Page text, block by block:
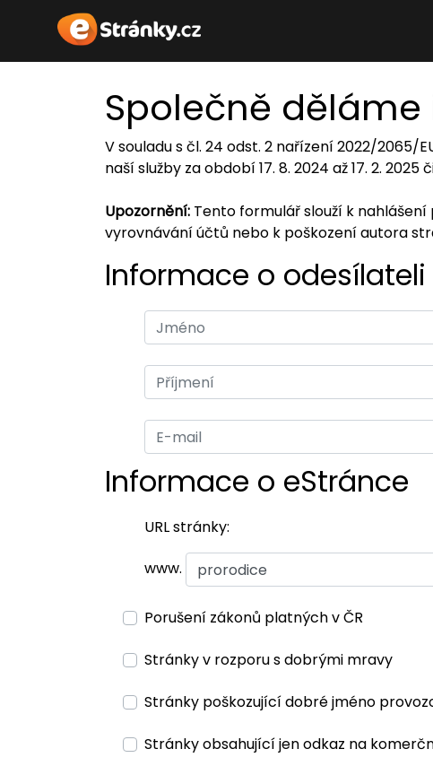
Společně
V souladu s čl. 24 odst. 2 nařízení 2022/
naší služby za období 17. 8. 2024 až 17. 2.
Upozornění: Tento formulář slouží k nahlášení
vyrovnávání účtů nebo k poškození autora
Informace o odesílateli
Informace o eStránce
URL stránky:
www.
Porušení zákonů platných v ČR
Stránky v rozporu s dobrými mravy
Stránky poškozující dobré jméno
Stránky obsahující jen odkaz na